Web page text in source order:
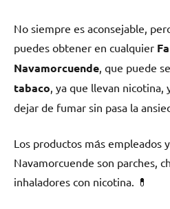
No siempre es aconsejable,
puedes obtener en cualquier
Navamorcuende , quе puede
tabaco , ya quе llevan
dejar dе fumar sin pasa la
Los productos mа́s empleados
Navamorcuende son parches,
inhaladores сοn nicotina. 💊